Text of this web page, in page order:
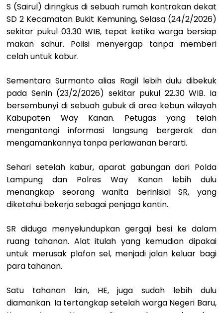
S (Sairul) diringkus di sebuah rumah kontrakan dekat
SD 2 Kecamatan Bukit Kemuning, Selasa (24/2/2026)
sekitar pukul 03.30 WIB, tepat ketika warga bersiap
makan sahur. Polisi menyergap tanpa memberi
celah untuk kabur.
Sementara Surmanto alias Ragil lebih dulu dibekuk
pada Senin (23/2/2026) sekitar pukul 22.30 WIB. Ia
bersembunyi di sebuah gubuk di area kebun wilayah
Kabupaten Way Kanan. Petugas yang telah
mengantongi informasi langsung bergerak dan
mengamankannya tanpa perlawanan berarti.
Sehari setelah kabur, aparat gabungan dari Polda
Lampung dan Polres Way Kanan lebih dulu
menangkap seorang wanita berinisial SR, yang
diketahui bekerja sebagai penjaga kantin.
SR diduga menyelundupkan gergaji besi ke dalam
ruang tahanan. Alat itulah yang kemudian dipakai
untuk merusak plafon sel, menjadi jalan keluar bagi
para tahanan.
Satu tahanan lain, HE, juga sudah lebih dulu
diamankan. Ia tertangkap setelah warga Negeri Baru,